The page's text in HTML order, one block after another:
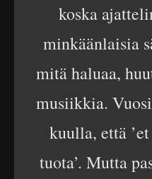
koska
minkäänlaisia
mitä haluaa,
musiikkia.
kuulla, että
tuota’. Mutta